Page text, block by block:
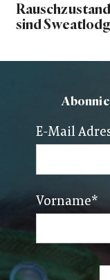
sind
E-Mail
Vorname*